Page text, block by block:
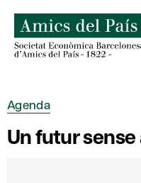
contenido
Agenda
Un futur